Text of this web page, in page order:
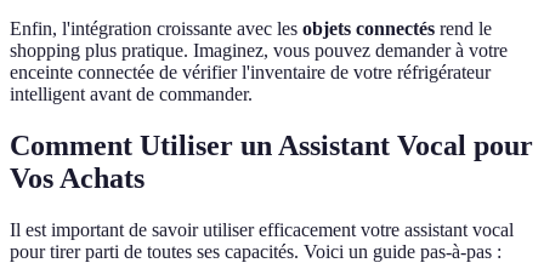
Enfin, l'intégration croissante avec les objets connectés rend le
shopping plus pratique. Imaginez, vous pouvez demander à votre
enceinte connectée de vérifier l'inventaire de votre réfrigérateur
intelligent avant de commander.
Comment Utiliser un Assistant Vocal pour
Vos Achats
Il est important de savoir utiliser efficacement votre assistant vocal
pour tirer parti de toutes ses capacités. Voici un guide pas-à-pas :